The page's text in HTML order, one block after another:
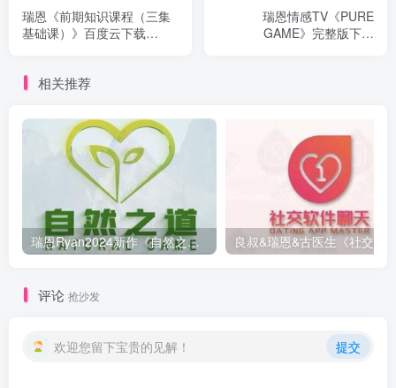
瑞恩《前期知识课程（三集
基础课）》百度云下载
瑞恩情感TV《PURE
GAME》完整版下载
相关推荐
瑞恩Ryan2024新作《自然之道PLUS》+2024最新内部私享会6节
评论 抢沙发
欢迎您留下宝贵的见解！ 提交